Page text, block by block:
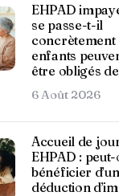
EHPAD
se passe-t-il
concrètement
enfants
être obligés
6 Août 2026
Accueil de
EHPAD :
bénéficier
déduction